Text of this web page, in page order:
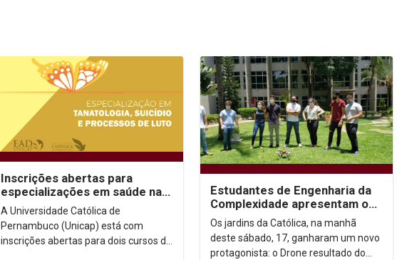
Inscrições abertas para
especializações em saúde na
Unicap
A Universidade Católica de
Pernambuco (Unicap) está com
inscrições abertas para dois cursos de
Estudantes de Engenharia da
Complexidade apresentam o
projeto de fim do primeiro ano
do curso
Os jardins da Católica, na manhã
deste sábado, 17, ganharam um novo
protagonista: o Drone resultado do